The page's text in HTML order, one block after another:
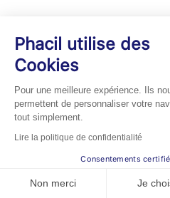
Phacil utilise des
Cookies
Pour une meilleure expérience. Ils
permettent de personnaliser votre
tout simplement.
Lire la politique de confidentialité
Consentements
Non merci Je